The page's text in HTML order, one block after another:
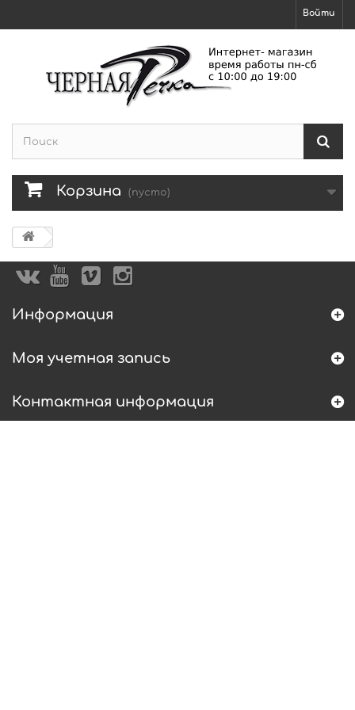
Войти
Корзина (пусто)
Информация
Моя учетная запись
Контактная информация